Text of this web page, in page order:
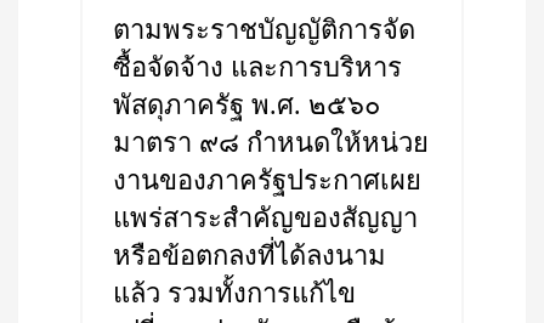
ตามพระราชบัญญัติการจัด
ซื้อจัดจ้าง และการบริหาร
พัสดุภาครัฐ พ.ศ. ๒๕๖๐
มาตรา ๙๘ กำหนดให้หน่วย
งานของภาครัฐประกาศเผย
แพร่สาระสำคัญของสัญญา
หรือข้อตกลงที่ได้ลงนาม
แล้ว รวมทั้งการแก้ไข